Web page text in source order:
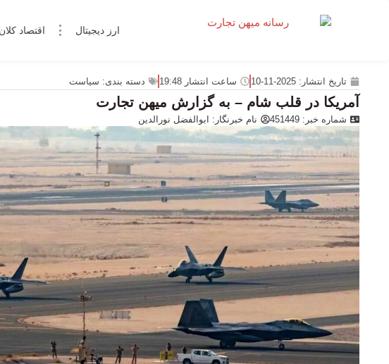
ارز دیجیتال اقتصاد کلان
تاریخ انتشار: 2025-11-10 ساعت انتشار 19:48 دسته بندی: سیاست
آمریکا در قلب شام – به گزارش میهن تجارت
شماره خبر: 451449 نام خبرنگار: ابوالفضل نورالدین